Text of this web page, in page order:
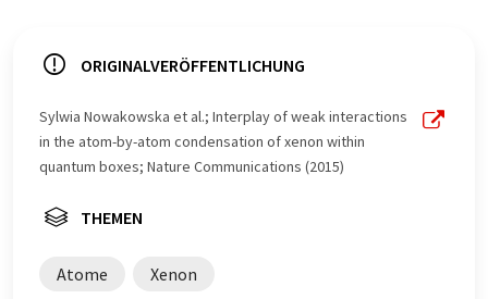
ORIGINALVERÖFFENTLICHUNG
Sylwia Nowakowska et al.; Interplay of weak interactions
in the atom-by-atom condensation of xenon within
quantum boxes; Nature Communications (2015)
THEMEN
Atome Xenon